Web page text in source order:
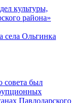
культуры,
района»
села Ольгинка
совета был
Павлодарского